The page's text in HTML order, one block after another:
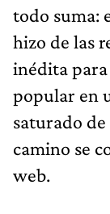
todo suma:
hizo de las
inédita
popular en
saturado
camino se
web.